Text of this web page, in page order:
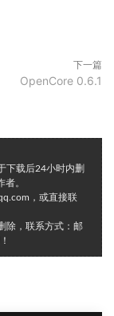
下一篇
OpenCore 0.6.1
下载后24小时内删
。
，或直接联
除，联系方式：邮